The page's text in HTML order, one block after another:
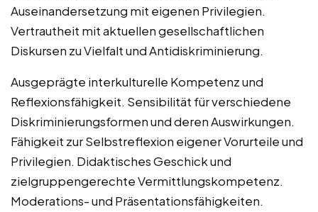
Auseinandersetzung mit eigenen Privilegien.
Vertrautheit mit aktuellen gesellschaftlichen
Diskursen zu Vielfalt und Antidiskriminierung.
Ausgeprägte interkulturelle Kompetenz und
Reflexionsfähigkeit. Sensibilität für verschiedene
Diskriminierungsformen und deren Auswirkungen.
Fähigkeit zur Selbstreflexion eigener Vorurteile und
Privilegien. Didaktisches Geschick und
zielgruppengerechte Vermittlungskompetenz.
Moderations- und Präsentationsfähigkeiten.